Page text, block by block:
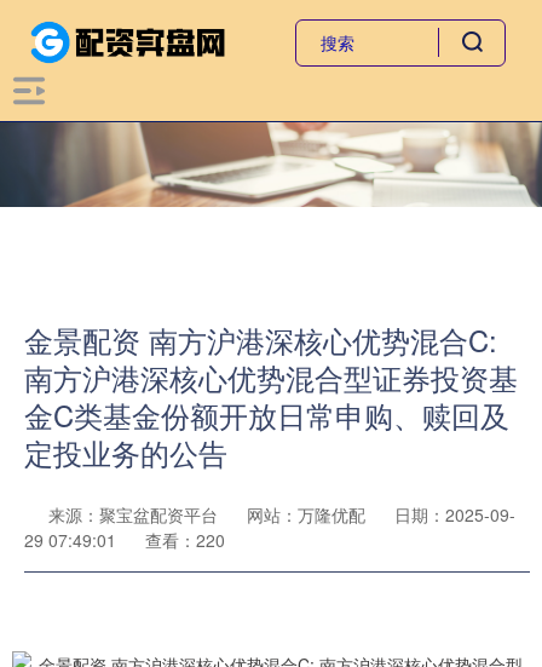
金景配资 南方沪港深核心优势混合C:
南方沪港深核心优势混合型证券投资基
金C类基金份额开放日常申购、赎回及
定投业务的公告
来源：聚宝盆配资平台 网站：万隆优配
日期：2025-09-
29 07:49:01
查看：220